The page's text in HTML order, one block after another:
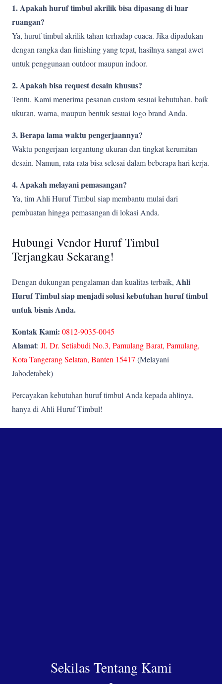
1. Apakah huruf timbul akrilik bisa dipasang di luar
ruangan?
Ya, huruf timbul akrilik tahan terhadap cuaca. Jika dipadukan
dengan rangka dan finishing yang tepat, hasilnya sangat awet
untuk penggunaan outdoor maupun indoor.
2. Apakah bisa request desain khusus?
Tentu. Kami menerima pesanan custom sesuai kebutuhan, baik
ukuran, warna, maupun bentuk sesuai logo brand Anda.
3. Berapa lama waktu pengerjaannya?
Waktu pengerjaan tergantung ukuran dan tingkat kerumitan
desain. Namun, rata-rata bisa selesai dalam beberapa hari kerja.
4. Apakah melayani pemasangan?
Ya, tim Ahli Huruf Timbul siap membantu mulai dari
pembuatan hingga pemasangan di lokasi Anda.
Hubungi Vendor Huruf Timbul
Terjangkau Sekarang!
Dengan dukungan pengalaman dan kualitas terbaik, Ahli
Huruf Timbul siap menjadi solusi kebutuhan huruf timbul
untuk bisnis Anda.
Kontak Kami: 0812-9035-0045
Alamat: Jl. Dr. Setiabudi No.3, Pamulang Barat, Pamulang,
Kota Tangerang Selatan, Banten 15417 (Melayani
Jabodetabek)
Percayakan kebutuhan huruf timbul Anda kepada ahlinya,
hanya di Ahli Huruf Timbul!
Sekilas Tentang Kami